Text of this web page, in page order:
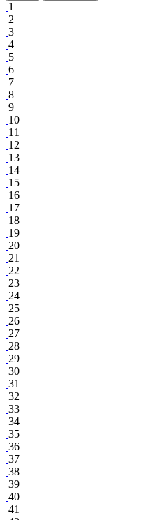
1
2
3
4
5
6
7
8
9
10
11
12
13
14
15
16
17
18
19
20
21
22
23
24
25
26
27
28
29
30
31
32
33
34
35
36
37
38
39
40
41